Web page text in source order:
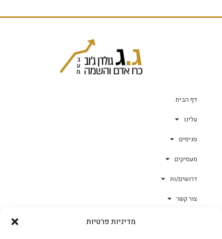
מדיניות פרטיות
דף הבית
עלינו
סניפים
מעסיקים
דרושים/ות
צור קשר